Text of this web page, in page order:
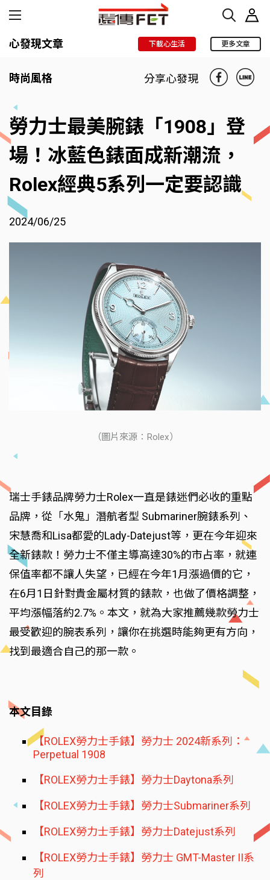
心發現文章 下載心生活 更多文章
時尚風格 分享心發現
勞力士最美腕錶「1908」登
場！冰藍色錶面成新潮流，
Rolex經典5系列一定要認識
2024/06/25
（圖片來源：Rolex）
瑞士手錶品牌勞力士Rolex一直是錶迷們必收的重點
品牌，從「水鬼」潛航者型 Submariner腕錶系列、
宋慧喬和Lisa都愛的Lady-Datejust等，更在今年迎來
全新錶款！勞力士不僅主導高達30%的市占率，就連
保值率都不讓人失望，已經在今年1月漲過價的它，
在6月1日針對貴金屬材質的錶款，也做了價格調整，
平均漲幅落約2.7%。本文，就為大家推薦幾款勞力士
最受歡迎的腕表系列，讓你在挑選時能夠更有方向，
找到最適合自己的那一款。
本文目錄
【ROLEX勞力士手錶】勞力士 2024新系列：
Perpetual 1908
【ROLEX勞力士手錶】勞力士Daytona系列
【ROLEX勞力士手錶】勞力士Submariner系列
【ROLEX勞力士手錶】勞力士Datejust系列
【ROLEX勞力士手錶】勞力士 GMT-Master II系
列